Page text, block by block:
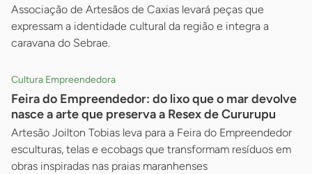
Associação de Artesãos de Caxias levará peças que
expressam a identidade cultural da região e integra a
caravana do Sebrae.
Cultura Empreendedora
Feira do Empreendedor: do lixo que o mar devolve
nasce a arte que preserva a Resex de Cururupu
Artesão Joilton Tobias leva para a Feira do Empreendedor
esculturas, telas e ecobags que transformam resíduos em
obras inspiradas nas praias maranhenses